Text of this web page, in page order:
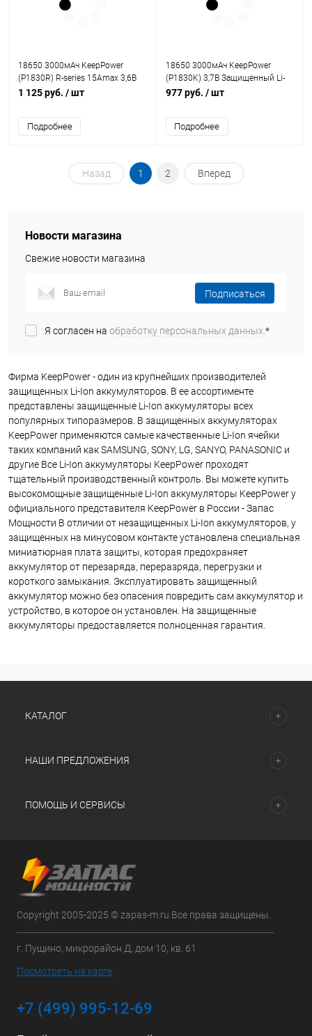
18650 3000мАч KeepPower
(P1830R) R-series 15Amax 3,6В
Высокомощный Защищенный
1 125 руб. / шт
Подробнее
18650 3000мАч KeepPower
(P1830K) 3,7В Защищенный Li-
Ion аккумулятор
977 руб. / шт
Подробнее
Назад 1 2 Вперед
Новости магазина
Свежие новости магазина
Подписаться
Я согласен на обработку персональных данных.*
Фирма KeepPower - один из крупнейших производителей
защищенных Li-Ion аккумуляторов. В ее ассортименте
представлены защищенные Li-Ion аккумуляторы всех
популярных типоразмеров. В защищенных аккумуляторах
KeepPower применяются самые качественные Li-Ion ячейки
таких компаний как SAMSUNG, SONY, LG, SANYO, PANASONIC и
другие Все Li-Ion аккумуляторы KeepPower проходят
тщательный производственный контроль. Вы можете купить
высокомощные защищенные Li-Ion аккумуляторы KeepPower у
официального представителя KeepPower в России - Запас
Мощности В отличии от незащищенных Li-Ion аккумуляторов, у
защищенных на минусовом контакте установлена специальная
миниатюрная плата защиты, которая предохраняет
аккумулятор от перезаряда, переразряда, перегрузки и
короткого замыкания. Эксплуатировать защищенный
аккумулятор можно без опасения повредить сам аккумулятор и
устройство, в которое он установлен. На защищенные
аккумуляторы предоставляется полноценная гарантия.
КАТАЛОГ
НАШИ ПРЕДЛОЖЕНИЯ
ПОМОЩЬ И СЕРВИСЫ
Copyright 2005-2025 © zapas-m.ru Все права защищены.
г. Пущино, микрорайон Д, дом 10, кв. 61
Посмотреть на карте
+7 (499) 995-12-69